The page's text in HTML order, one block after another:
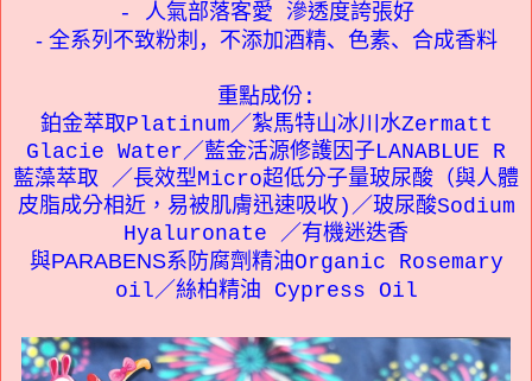
- 人氣部落客愛 滲透度誇張好
- 全系列不致粉刺，不添加酒精、色素、合成香料
重點成份:
鉑金萃取Platinum／紮馬特山冰川水Zermatt
Glacie Water／藍金活源修護因子LANABLUE R
藍藻萃取 ／長效型Micro超低分子量玻尿酸（與人體
皮脂成分相近，易被肌膚迅速吸收)／玻尿酸Sodium
Hyaluronate ／有機迷迭香
與PARABENS系防腐劑 精油Organic Rosemary
oil／絲柏精油 Cypress Oil